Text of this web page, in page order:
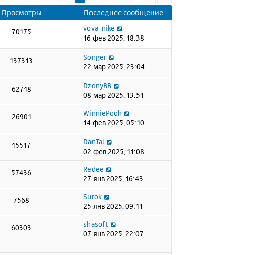
Просмотры Последнее сообщение
70175
vova_nike
16 фев 2025, 18:38
137313
Songer
22 мар 2025, 23:04
62718
DzonyBB
08 мар 2025, 13:51
26901
WinniePooh
14 фев 2025, 05:10
15517
DanTal
02 фев 2025, 11:08
57436
Redee
27 янв 2025, 16:43
7568
Surok
25 янв 2025, 09:11
60303
shasoft
07 янв 2025, 22:07